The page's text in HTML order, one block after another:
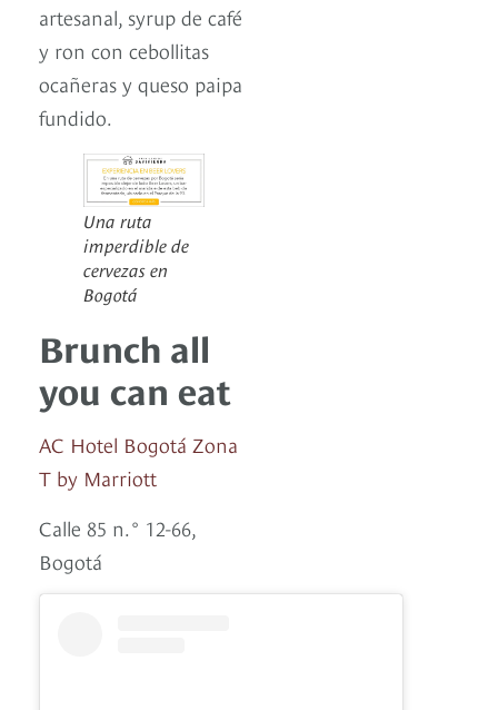
artesanal, syrup de café
y ron con cebollitas
ocañeras y queso paipa
fundido.
Una ruta
imperdible de
cervezas en
Bogotá
Brunch all
you can eat
AC Hotel Bogotá Zona
T by Marriott
Calle 85 n.° 12-66,
Bogotá